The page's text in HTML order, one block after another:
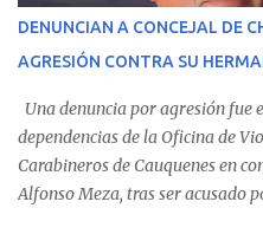
corresponde a un funcionario
detectaron incumplimientos a la
precisa que la mayor cantidad
Talca, donde...
DENUNCIAN A CONCEJAL DE
AGRESIÓN CONTRA SU
Una denuncia por agresión fue
dependencias de la Oficina de
Carabineros de Cauquenes en
Alfonso Meza, tras ser acusado